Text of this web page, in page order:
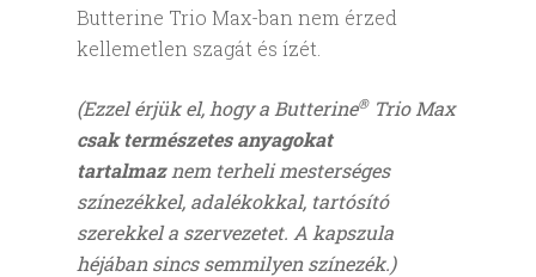
Butterine Trio Max-ban nem érzed
kellemetlen szagát és ízét.
(Ezzel érjük el, hogy a Butterine®Trio Max
csak természetes anyagokat
tartalmaznem terheli mesterséges
színezékkel, adalékokkal, tartósító
szerekkel a szervezetet. A kapszula
héjában sincs semmilyen színezék.)